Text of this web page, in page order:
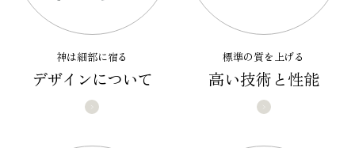
神は細部に宿る
デザインについて
標準の質を上げる
高い技術と性能